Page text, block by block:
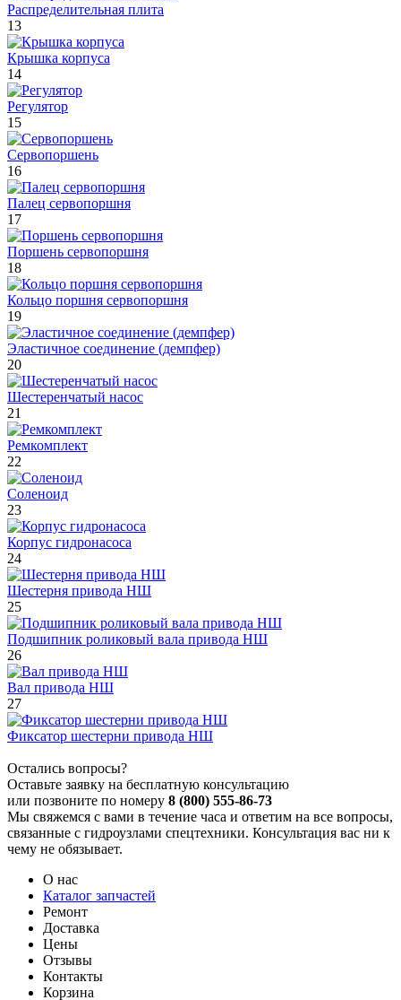
Распределительная плита
13
Крышка корпуса
14
Регулятор
15
Сервопоршень
16
Палец сервопоршня
17
Поршень сервопоршня
18
Кольцо поршня сервопоршня
19
Эластичное соединение (демпфер)
20
Шестеренчатый насос
21
Ремкомплект
22
Соленоид
23
Корпус гидронасоса
24
Шестерня привода НШ
25
Подшипник роликовый вала привода НШ
26
Вал привода НШ
27
Фиксатор шестерни привода НШ
Остались вопросы?
Оставьте заявку на бесплатную консультацию
или позвоните по номеру 8 (800) 555-86-73
Мы свяжемся с вами в течение часа и ответим на все вопросы,
связанные с гидроузлами спецтехники. Консультация вас ни к
чему не обязывает.
О нас
Каталог запчастей
Ремонт
Доставка
Цены
Отзывы
Контакты
Корзина